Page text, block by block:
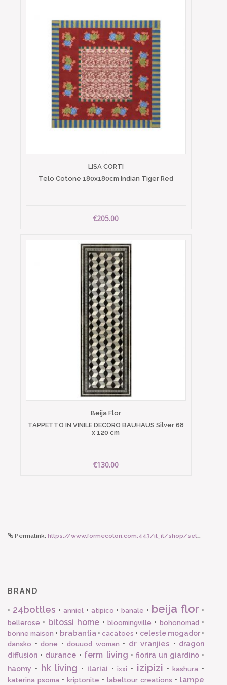
LISA CORTI
Telo Cotone 180x180cm Indian Tiger Red
€205.00
Beija Flor
TAPPETTO IN VINILE DECORO BAUHAUS Silver 68
x 120 cm
€130.00
Permalink: https://www.formecolori.com:443/it_it/shop/seletti_toiletpaper/cuscini/seletti_cuscino_shit_50_x_50_cm/5495
BRAND
• 24bottles • anniel• atipico •banale • beija flor •
bellerose • bitossi home • bloomingville • bohonomad •
bonne maison • brabantia•cacatoes • celeste mogador•
dansko • done • douuod woman • dr vranjies • dragon
diffusion • durance • ferm living • fiorira un giardino•
haomy • hk living • ilariai •ixxi • izipizi •kashura •
katerina psoma • kriptonite • labeltour creations • lampe